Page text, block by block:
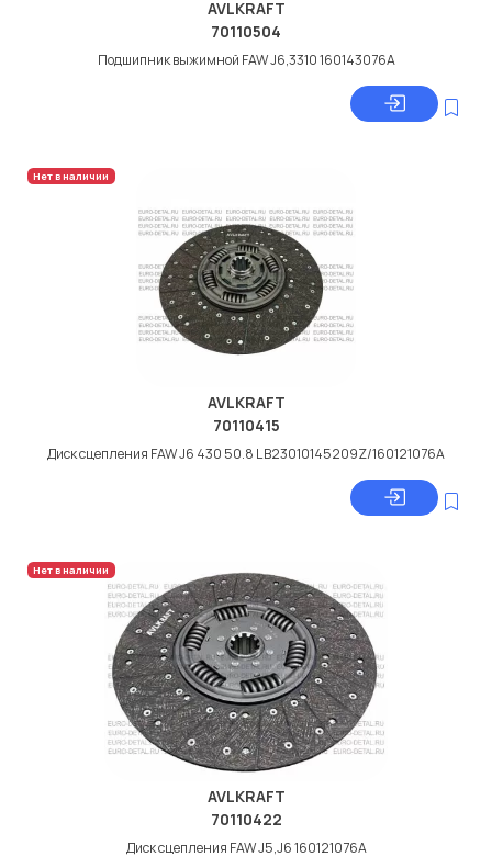
AVLKRAFT
70110504
Подшипник выжимной FAW J6,3310 160143076A
Нет в наличии
AVLKRAFT
70110415
Диск сцепления FAW J6 430 50.8 L B23010145209Z/160121076A
Нет в наличии
AVLKRAFT
70110422
Диск сцепления FAW J5,J6 160121076A